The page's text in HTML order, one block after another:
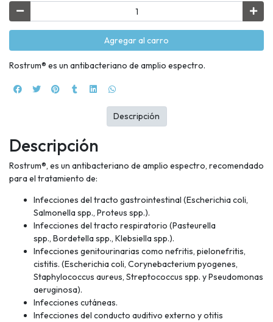
Agregar al carro
Rostrum® es un antibacteriano de amplio espectro.
Descripción
Rostrum®, es un antibacteriano de amplio espectro, recomendado
para el tratamiento de:
Infecciones del tracto gastrointestinal (Escherichia coli,
Salmonella spp., Proteus spp.).
Infecciones del tracto respiratorio (Pasteurella
spp., Bordetella spp., Klebsiella spp.).
Infecciones genitourinarias como nefritis, pielonefritis,
cistitis. (Escherichia coli, Corynebacterium pyogenes,
Staphylococcus aureus, Streptococcus spp. y Pseudomonas
aeruginosa).
Infecciones cutáneas.
Infecciones del conducto auditivo externo y otitis
Descripción